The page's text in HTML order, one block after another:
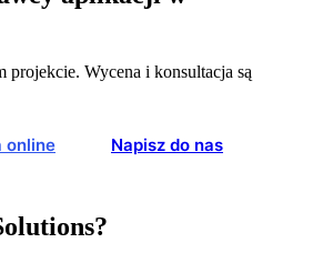
Wycena i konsultacja są
online Napisz do nas